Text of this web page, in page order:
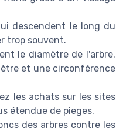
descendent le long du
trop souvent.
le diamètre de l'arbre.
et une circonférence
les achats sur les sites
étendue de pieges.
des arbres contre les